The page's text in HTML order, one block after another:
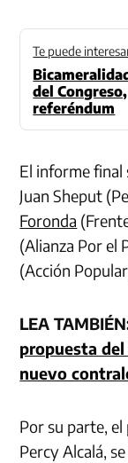
Te puede
del
referéndum
El informe final
Juan Sheput
Foronda
(Alianza Por el
(Acción
LEA
propuesta
nuevo
Por su parte,
Percy Alcalá,